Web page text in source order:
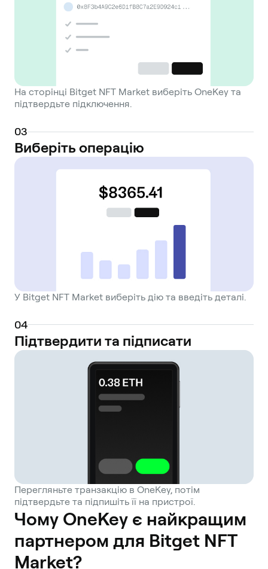
На сторінці Bitget NFT Market виберіть OneKey та
підтвердьте підключення.
03
Виберіть операцію
У Bitget NFT Market виберіть дію та введіть деталі.
04
Підтвердити та підписати
Перегляньте транзакцію в OneKey, потім
підтвердьте та підпишіть її на пристрої.
Чому OneKey є найкращим
партнером для Bitget NFT
Market?